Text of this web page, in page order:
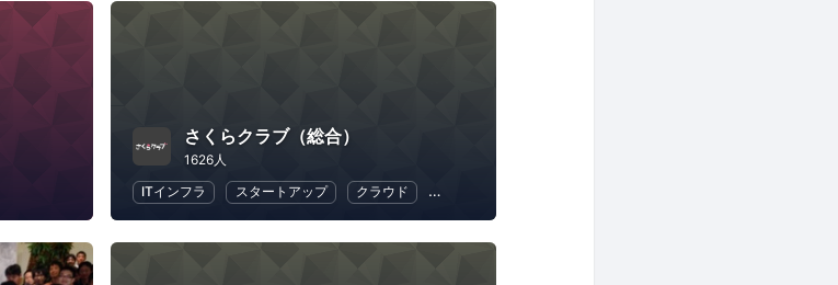
さくらクラブ（総合）
1626人
ITインフラ
スタートアップ クラウド 地域経済と地域社会